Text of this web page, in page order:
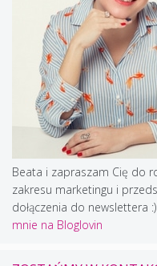
Beata i zapraszam Cię do
zakresu marketingu i
dołączenia do newslettera :)
mnie na Bloglovin